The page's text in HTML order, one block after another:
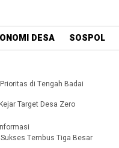
DESA SOSPOL
di Tengah Badai
Target Desa Zero
Tembus Tiga Besar